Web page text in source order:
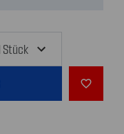
favorite_outline